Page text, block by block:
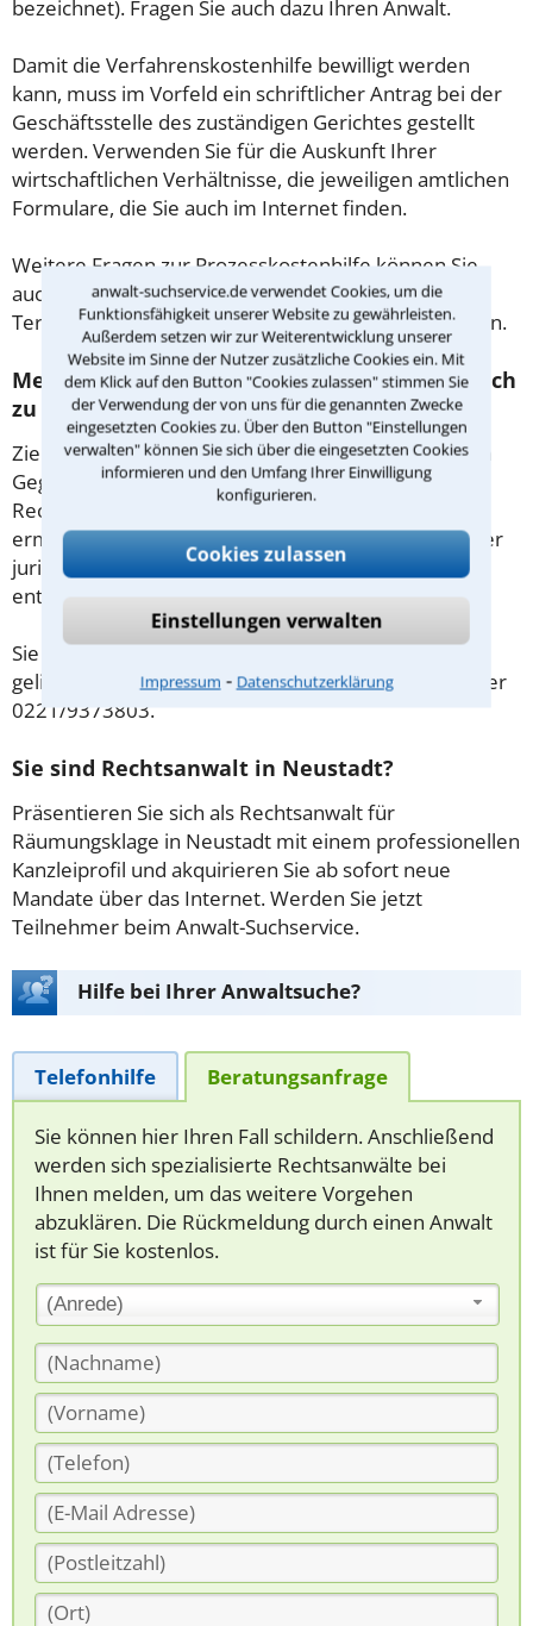
anwalt-suchservice.de verwendet Cookies, um die
Funktionsfähigkeit unserer Website zu gewährleisten.
Außerdem setzen wir zur Weiterentwicklung unserer
Website im Sinne der Nutzer zusätzliche Cookies ein. Mit
dem Klick auf den Button "Cookies zulassen" stimmen Sie
der Verwendung der von uns für die genannten Zwecke
eingesetzten Cookies zu. Über den Button "Einstellungen
verwalten" können Sie sich über die eingesetzten Cookies
informieren und den Umfang Ihrer Einwilligung
konfigurieren.
Cookies zulassen
Einstellungen verwalten
Impressum ⁃ Datenschutzerklärung
bezeichnet). Fragen Sie auch dazu Ihren Anwalt.
Damit die Verfahrenskostenhilfe bewilligt werden
kann, muss im Vorfeld ein schriftlicher Antrag bei der
Geschäftsstelle des zuständigen Gerichtes gestellt
werden. Verwenden Sie für die Auskunft Ihrer
wirtschaftlichen Verhältnisse, die jeweiligen amtlichen
Formulare, die Sie auch im Internet finden.
Weitere Fragen zur Prozesskostenhilfe können Sie
auch der jeweiligen Kanzlei in Neustadt bei der
Terminvereinbarung bzw. im ersten Gespräch stellen.
Mediation in Neustadt – Vertragen statt gleich
zu Klagen!
Ziel der Mediation ist es Konflikte im Dialog mit dem
Gegner zu lösen, statt die Gerichte zu bemühen. Ein
Rechtsanwalt als Streitschlichter in Neustadt
ermöglicht es Ihnen und ihrem Konfliktpartner, unter
juristischer Leitung einvernehmliche Lösungen zu
entwickeln.
Sie haben Fragen zu den auf unserer Website
gelisteten Anwälten? Dann kontaktieren Sie uns unter
0221/9373803.
Sie sind Rechtsanwalt in Neustadt?
Präsentieren Sie sich als Rechtsanwalt für
Räumungsklage in Neustadt mit einem professionellen
Kanzleiprofil und akquirieren Sie ab sofort neue
Mandate über das Internet. Werden Sie jetzt
Teilnehmer beim Anwalt-Suchservice.
Hilfe bei Ihrer Anwaltsuche?
Telefonhilfe Beratungsanfrage
Sie können hier Ihren Fall schildern. Anschließend
werden sich spezialisierte Rechtsanwälte bei
Ihnen melden, um das weitere Vorgehen
abzuklären. Die Rückmeldung durch einen Anwalt
ist für Sie kostenlos.
(Anrede)